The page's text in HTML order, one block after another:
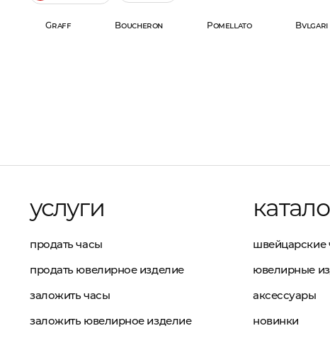
Graff Boucheron Pomellato Bvlgari
услуги
продать часы
продать ювелирное изделие
заложить часы
заложить ювелирное изделие
швейцарские
ювелирные
аксессуары
новинки